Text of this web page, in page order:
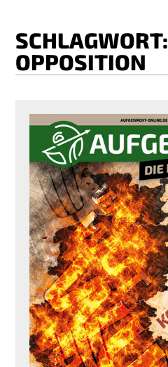
SCHLAGWORT:
OPPOSITION